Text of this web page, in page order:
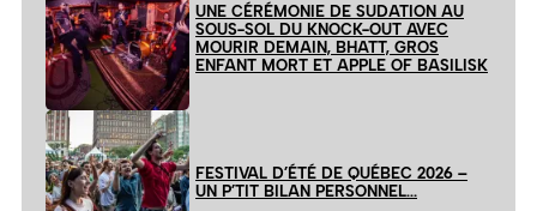
UNE CÉRÉMONIE DE SUDATION AU
SOUS-SOL DU KNOCK-OUT AVEC
MOURIR DEMAIN, BHATT, GROS
ENFANT MORT ET APPLE OF BASILISK
FESTIVAL D’ÉTÉ DE QUÉBEC 2026 –
UN P’TIT BILAN PERSONNEL…